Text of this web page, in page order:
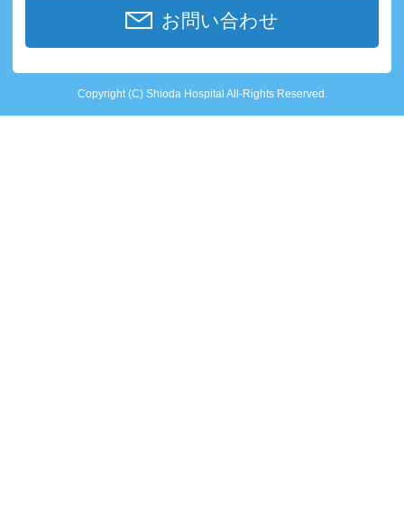
お問い合わせ
Copyright (C) Shioda Hospital All-Rights Reserved.